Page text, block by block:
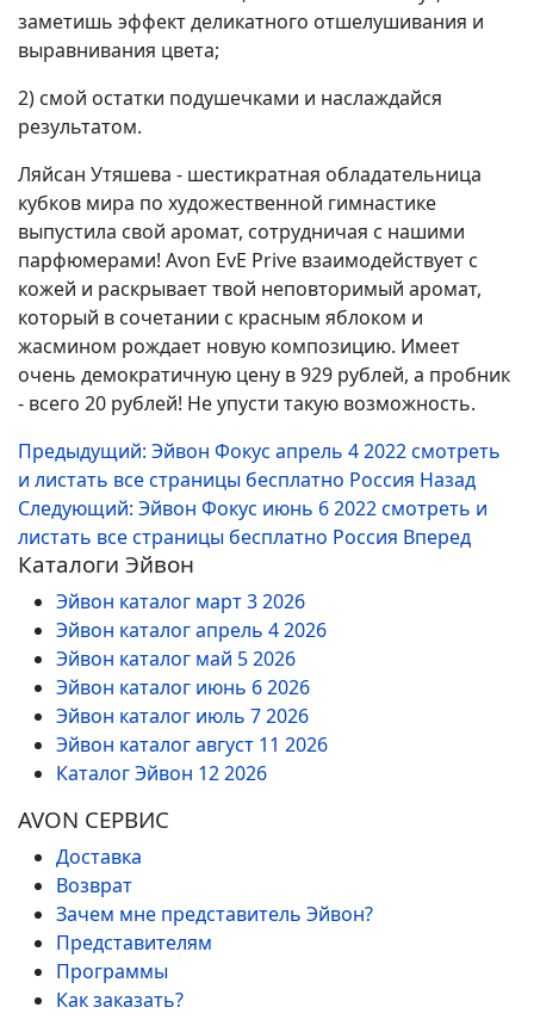
заметишь эффект деликатного отшелушивания и
выравнивания цвета;
2) смой остатки подушечками и наслаждайся
результатом.
Ляйсан Утяшева - шестикратная обладательница
кубков мира по художественной гимнастике
выпустила свой аромат, сотрудничая с нашими
парфюмерами! Avon EvE Prive взаимодействует с
кожей и раскрывает твой неповторимый аромат,
который в сочетании с красным яблоком и
жасмином рождает новую композицию. Имеет
очень демократичную цену в 929 рублей, а пробник
- всего 20 рублей! Не упусти такую возможность.
Предыдущий: Эйвон Фокус апрель 4 2022 смотреть
и листать все страницы бесплатно Россия Назад
Следующий: Эйвон Фокус июнь 6 2022 смотреть и
листать все страницы бесплатно Россия Вперед
Каталоги Эйвон
Эйвон каталог март 3 2026
Эйвон каталог апрель 4 2026
Эйвон каталог май 5 2026
Эйвон каталог июнь 6 2026
Эйвон каталог июль 7 2026
Эйвон каталог август 11 2026
Каталог Эйвон 12 2026
AVON СЕРВИС
Доставка
Возврат
Зачем мне представитель Эйвон?
Представителям
Программы
Как заказать?